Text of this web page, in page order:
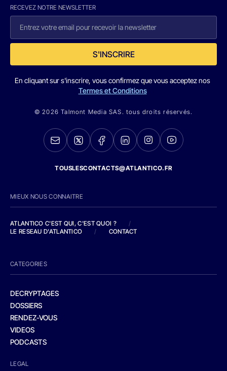
RECEVEZ NOTRE NEWSLETTER
S'INSCRIRE
En cliquant sur s'inscrire, vous confirmez que vous acceptez nos
Termes et Conditions
© 2026 Talmont Media SAS. tous droits réservés.
TOUSLESCONTACTS@ATLANTICO.FR
MIEUX NOUS CONNAITRE
ATLANTICO C'EST QUI, C'EST QUOI ?
/
LE RESEAU D'ATLANTICO
/ CONTACT
CATEGORIES
DECRYPTAGES
DOSSIERS
RENDEZ-VOUS
VIDEOS
PODCASTS
LEGAL